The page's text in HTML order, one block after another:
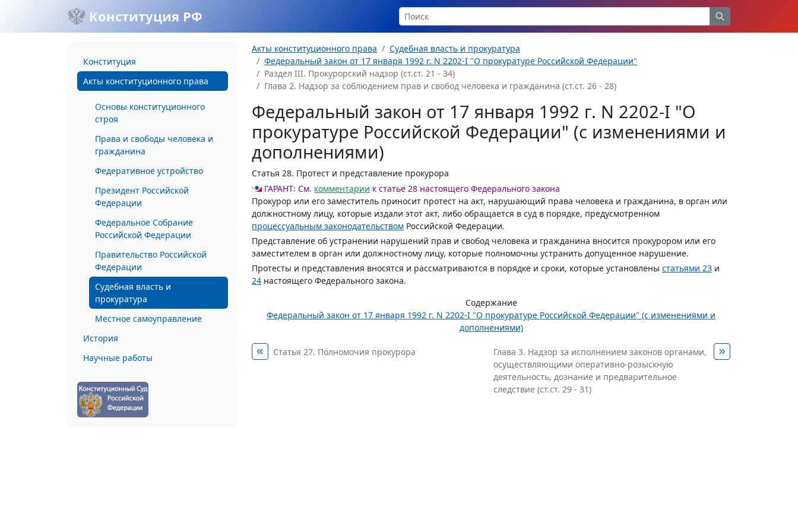
Конституция РФ
Конституция
Акты конституционного права
Основы конституционного
строя
Права и свободы человека и
гражданина
Федеративное устройство
Президент Российской
Федерации
Федеральное Собрание
Российской Федерации
Правительство Российской
Федерации
Судебная власть и
прокуратура
Местное самоуправление
История
Научные работы
Акты конституционного права
Судебная власть и прокуратура
Федеральный закон от 17 января 1992 г. N 2202-I "О прокуратуре Российской Федерации"
Раздел III. Прокурорский надзор (ст.ст. 21 - 34)
Глава 2. Надзор за соблюдением прав и свобод человека и гражданина (ст.ст. 26 - 28)
Федеральный закон от 17 января 1992 г. N 2202-I "О
прокуратуре Российской Федерации" (с изменениями и
дополнениями)
Статья 28. Протест и представление прокурора
ГАРАНТ: См. комментарии к статье 28 настоящего Федерального закона
Прокурор или его заместитель приносит протест на акт, нарушающий права человека и гражданина, в орган или
должностному лицу, которые издали этот акт, либо обращается в суд в порядке, предусмотренном
процессуальным законодательством Российской Федерации.
Представление об устранении нарушений прав и свобод человека и гражданина вносится прокурором или его
заместителем в орган или должностному лицу, которые полномочны устранить допущенное нарушение.
Протесты и представления вносятся и рассматриваются в порядке и сроки, которые установлены статьями 23 и
24 настоящего Федерального закона.
Содержание
Федеральный закон от 17 января 1992 г. N 2202-I "О прокуратуре Российской Федерации" (с изменениями и
дополнениями)
Статья 27. Полномочия прокурора
Глава 3. Надзор за исполнением законов органами,
осуществляющими оперативно-розыскную
деятельность, дознание и предварительное
следствие (ст.ст. 29 - 31)